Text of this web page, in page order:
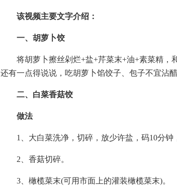
该视频主要文字介绍：
一、胡萝卜饺
将胡萝卜擦丝剁烂+盐+芹菜末+油+素菜精，
还有一点得说说，吃胡萝卜馅饺子、包子不宜沾
二、白菜香菇饺
做法
1、大白菜洗净，切碎，放少许盐，码10分钟
2、香菇切碎。
3、橄榄菜末(可用市面上的灌装橄榄菜末)。